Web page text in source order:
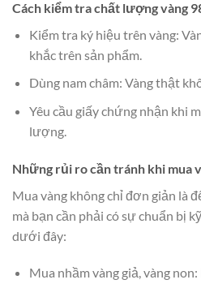
Cách kiểm tra chất lượng vàng
Kiểm tra ký hiệu trên vàng:
khắc trên sản phẩm.
Dùng nam châm: Vàng thật
Yêu cầu giấy chứng nhận khi
lượng.
Những rủi ro cần tránh khi mua
Mua vàng không chỉ đơn giản là
mà bạn cần phải có sự chuẩn bị
dưới đây:
Mua nhầm vàng giả, vàng